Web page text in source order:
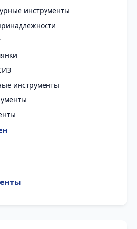
инструменты
инструменты